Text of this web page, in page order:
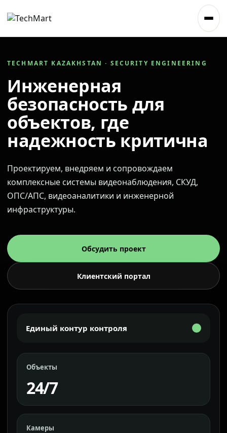
TECHMART KAZAKHSTAN · SECURITY ENGINEERING
Инженерная
безопасность для
объектов, где
надежность критична
Проектируем, внедряем и сопровождаем
комплексные системы видеонаблюдения, СКУД,
ОПС/АПС, видеоаналитики и инженерной
инфраструктуры.
Обсудить проект
Клиентский портал
Единый контур контроля
Объекты
24/7
Камеры